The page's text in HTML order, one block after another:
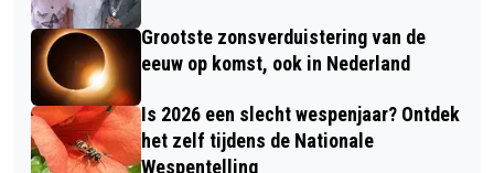
Grootste zonsverduistering van de
eeuw op komst, ook in Nederland
Is 2026 een slecht wespenjaar? Ontdek
het zelf tijdens de Nationale
Wespentelling